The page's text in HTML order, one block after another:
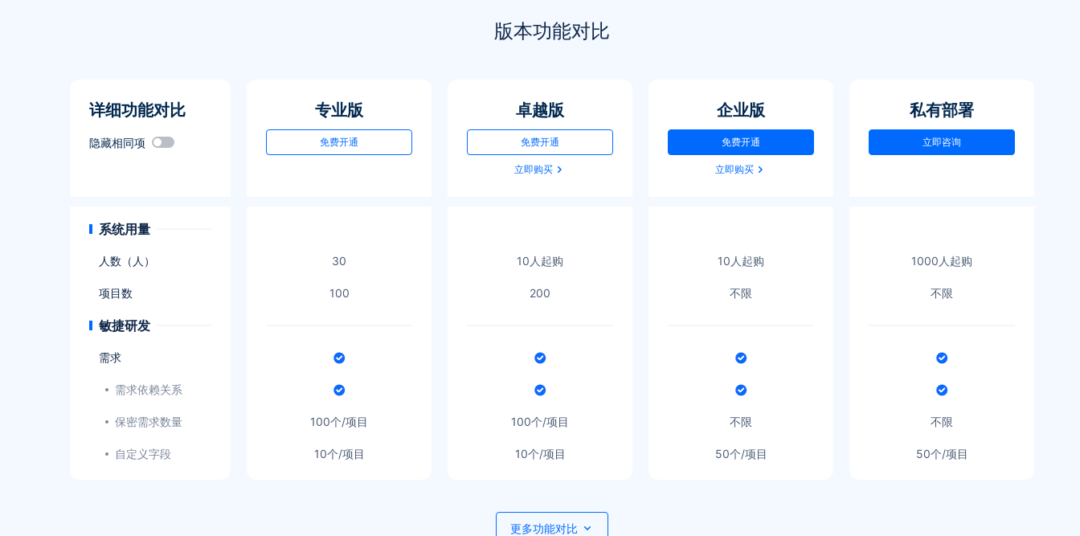
版本功能对比
详细功能对比
隐藏相同项
专业版
免费开通
卓越版
免费开通
立即购买
企业版
免费开通
立即购买
私有部署
立即咨询
系统用量
人数（人） 30 10人起购 10人起购 1000人起购
项目数 100 200 不限 不限
敏捷研发
需求
需求依赖关系
保密需求数量 100个/项目 100个/项目 不限 不限
自定义字段 10个/项目 10个/项目 50个/项目 50个/项目
更多功能对比